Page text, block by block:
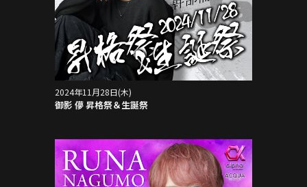
2024年11月28日(木)
御影 儚 昇格祭＆生誕祭